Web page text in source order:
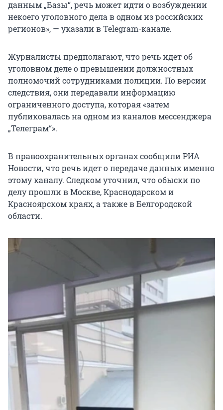
данным „Базы“, речь может идти о возбуждении
некоего уголовного дела в одном из российских
регионов», — указали в Telegram-канале.
Журналисты предполагают, что речь идет об
уголовном деле о превышении должностных
полномочий сотрудниками полиции. По версии
следствия, они передавали информацию
ограниченного доступа, которая «затем
публиковалась на одном из каналов мессенджера
„Телеграм“».
В правоохранительных органах сообщили РИА
Новости, что речь идет о передаче данных именно
этому каналу. Следком уточнил, что обыски по
делу прошли в Москве, Краснодарском и
Красноярском краях, а также в Белгородской
области.